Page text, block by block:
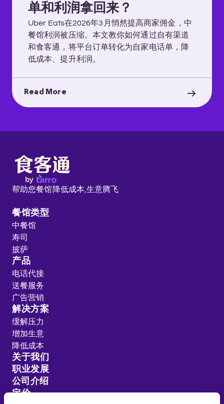
单和利润拿回来？
Uber Eats在2026年3月悄然提高商家佣金，中
餐馆利润被压缩。本文教你如何通过自有渠道
和食客通，将平台订单转化为自家电话单，降
低成本、提升利润。
Read More
帮助您餐馆降低成本,生意腾飞
餐馆类型
中餐馆
寿司
披萨
产品
电话代接
送餐服务
广告营销
解决方案
缓解压力
增加生意
降低成本
关于我们
职业发展
公司介绍
定价